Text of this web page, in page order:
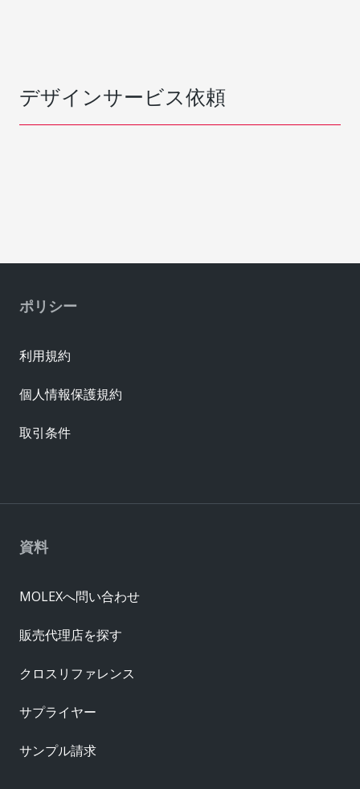
デザインサービス依頼
資料
MOLEXへ問い合わせ
販売代理店を探す
クロスリファレンス
サプライヤー
サンプル請求
ポリシー
利用規約
個人情報保護規約
取引条件